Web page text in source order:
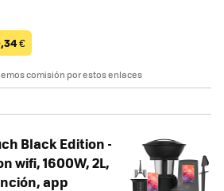
€
comisión por estos enlaces
Black Edition -
wifi, 1600W, 2L,
app